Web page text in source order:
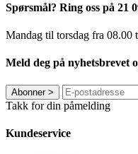
Spørsmål? Ring oss på 21
Mandag til torsdag ​​fra 08.00
Meld deg på nyhetsbrevet
Abonner>
Takk for din påmelding
Kundeservice